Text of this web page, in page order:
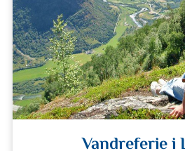
Vandreferie i